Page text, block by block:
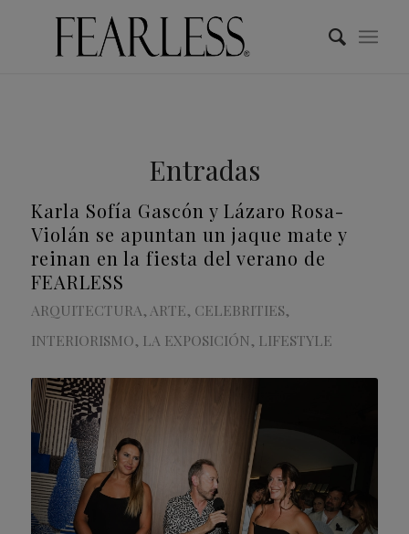
Entradas
Karla Sofía Gascón y Lázaro Rosa-
Violán se apuntan un jaque mate y
reinan en la fiesta del verano de
FEARLESS
ARQUITECTURA, ARTE, CELEBRITIES,
INTERIORISMO, LA EXPOSICIÓN, LIFESTYLE